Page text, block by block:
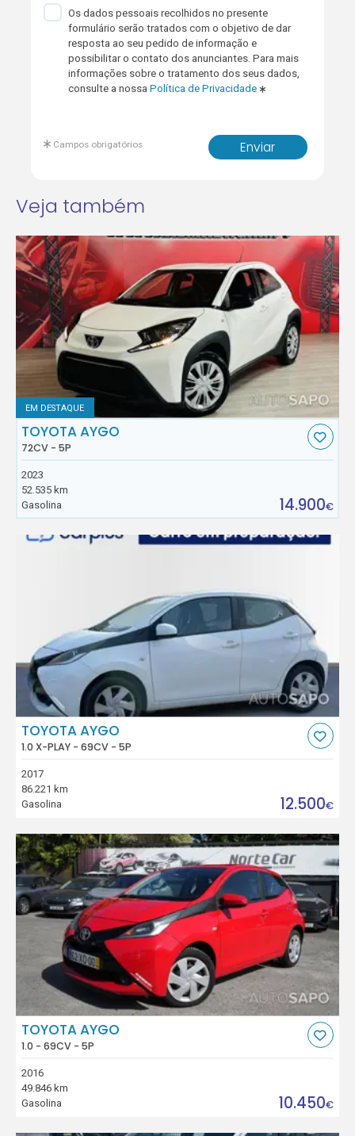
Os dados pessoais recolhidos no presente
formulário serão tratados com o objetivo de dar
resposta ao seu pedido de informação e
possibilitar o contato dos anunciantes. Para mais
informações sobre o tratamento dos seus dados,
consulte a nossaPolítica de Privacidade
Enviar
Campos obrigatórios
Veja também
EM DESTAQUE
TOYOTA AYGO
72CV - 5P
2023
52.535 km
Gasolina
14.900€
TOYOTA AYGO
1.0 X-PLAY - 69CV - 5P
2017
86.221 km
Gasolina
12.500€
TOYOTA AYGO
1.0 - 69CV - 5P
2016
49.846 km
Gasolina
10.450€